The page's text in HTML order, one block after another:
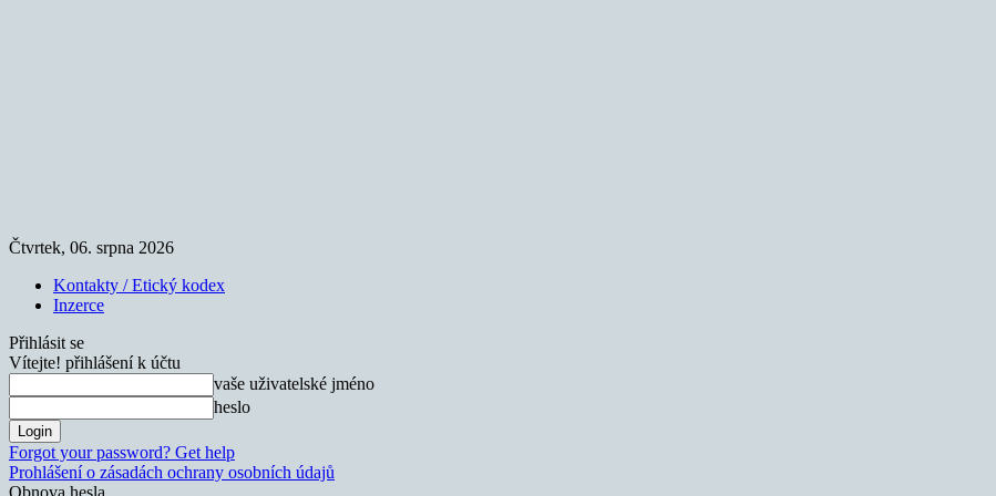
Čtvrtek, 06. srpna 2026
Kontakty / Etický kodex
Inzerce
Přihlásit se
Vítejte! přihlášení k účtu
vaše uživatelské jméno
heslo
Forgot your password? Get help
Prohlášení o zásadách ochrany osobních údajů
Obnova hesla